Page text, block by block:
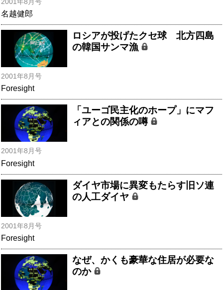
名越健郎
ロシアが投げたクセ球 北方四島
の韓国サンマ漁
2001年8月号
Foresight
「ユーゴ民主化のホープ」にマフ
ィアとの関係の噂
2001年8月号
Foresight
ダイヤ市場に異変もたらす旧ソ連
の人工ダイヤ
2001年8月号
Foresight
なぜ、かくも豪華な住居が必要な
のか